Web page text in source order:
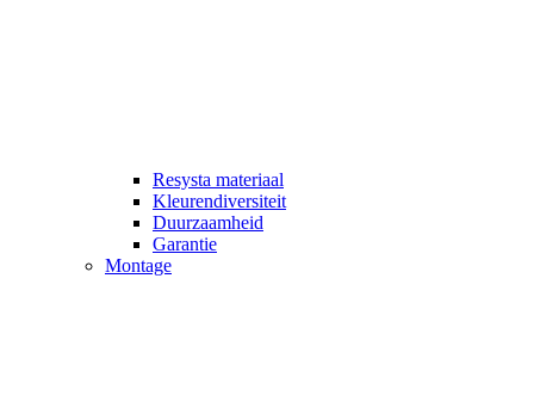
Resysta materiaal
Kleurendiversiteit
Duurzaamheid
Garantie
Montage